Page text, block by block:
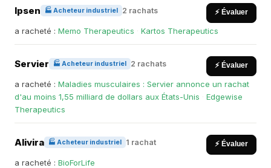
Ipsen 🏭 Acheteur industriel 2 rachats ⚡ Évaluer
a racheté : Memo Therapeutics Kartos Therapeutics
Servier 🏭 Acheteur industriel 2 rachats ⚡ Évaluer
a racheté : Maladies musculaires : Servier annonce un rachat
d'au moins 1,55 milliard de dollars aux États-Unis
Edgewise
Therapeutics
Alivira 🏭 Acheteur industriel 1 rachat ⚡ Évaluer
a racheté : BioForLife